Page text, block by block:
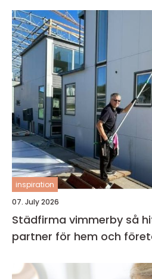
inspiration
07. July 2026
Städfirma vimmerby så hittar du rätt
partner för hem och